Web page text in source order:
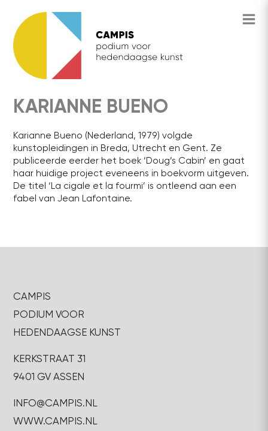
KARIANNE BUENO
Karianne Bueno (Nederland, 1979) volgde
kunstopleidingen in Breda, Utrecht en Gent. Ze
publiceerde eerder het boek ‘Doug’s Cabin’ en gaat
haar huidige project eveneens in boekvorm uitgeven.
De titel ‘La cigale et la fourmi’ is ontleend aan een
fabel van Jean Lafontaine.
CAMPIS
PODIUM VOOR
HEDENDAAGSE KUNST
KERKSTRAAT 31
9401 GV ASSEN
INFO@CAMPIS.NL
WWW.CAMPIS.NL